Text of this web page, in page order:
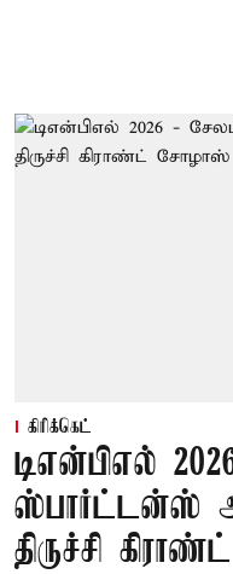
கிரிக்கெட்
டிஎன்பிஎல்
ஸ்பார்ட்டன்ஸ்
திருச்சி